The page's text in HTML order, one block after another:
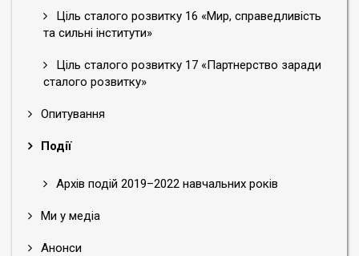
Ціль сталого розвитку 16 «Мир, справедливість
та сильні інститути»
Ціль сталого розвитку 17 «Партнерство заради
сталого розвитку»
Опитування
Події
Архів подій 2019–2022 навчальних років
Ми у медіа
Анонси